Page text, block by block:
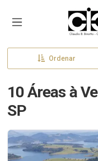
Ordenar
10 Áreas à
SP